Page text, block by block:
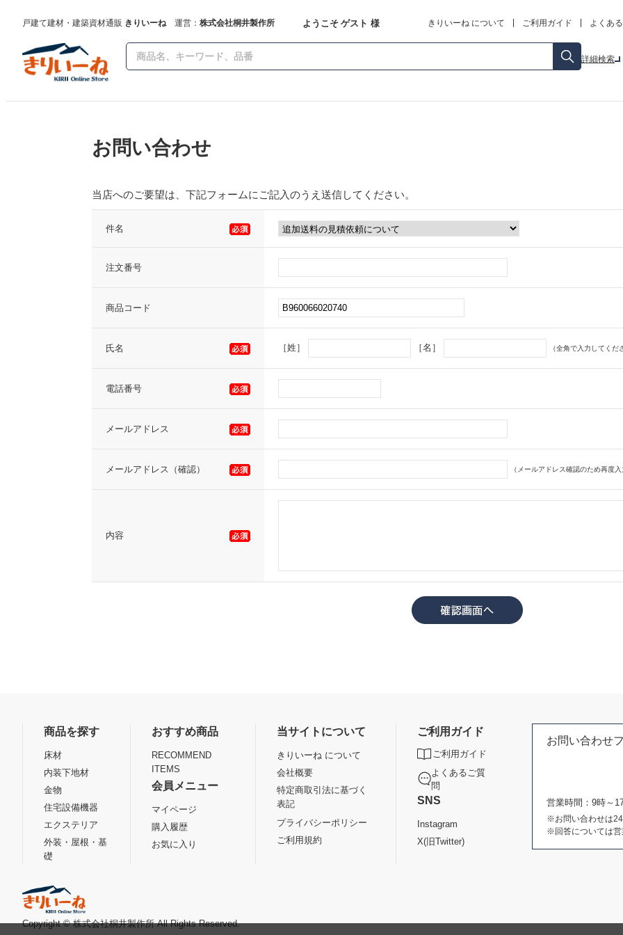
戸建て建材・建築資材通販 きりいーね運営： 株式会社桐井製作所 ようこそ ゲスト 様 きりいーね について ご利用ガイド よくあ
詳細検索
お問い合わせ
当店へのご要望は、下記フォームにご記入のうえ送信してください。
件名
注文番号
商品コード
氏名 ［姓］ ［名］ （全角で入力してくだ
電話番号
メールアドレス
メールアドレス（確認） （メールアドレス確認のため再度
内容
商品を探す
床材
内装下地材
金物
住宅設備機器
エクステリア
外装・屋根・基
礎
おすすめ商品
RECOMMEND
ITEMS
会員メニュー
マイページ
購入履歴
お気に入り
当サイトについて
きりいーね について
会社概要
特定商取引法に基づく
表記
プライバシーポリシー
ご利用規約
ご利用ガイド
ご利用ガイド
よくあるご質
問
SNS
Instagram
X(旧Twitter)
Copyright © 株式会社桐井製作所 All Rights Reserved.
お問い合わせ
営業時間：9時～
※お問い合わせは24
※回答については営